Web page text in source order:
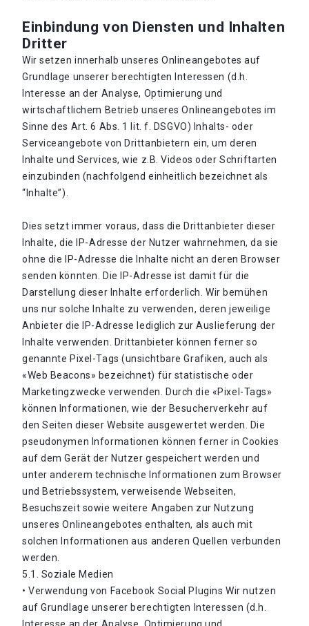
Einbindung von Diensten und Inhalten
Dritter
Wir setzen innerhalb unseres Onlineangebotes auf
Grundlage unserer berechtigten Interessen (d.h.
Interesse an der Analyse, Optimierung und
wirtschaftlichem Betrieb unseres Onlineangebotes im
Sinne des Art. 6 Abs. 1 lit. f. DSGVO) Inhalts- oder
Serviceangebote von Drittanbietern ein, um deren
Inhalte und Services, wie z.B. Videos oder Schriftarten
einzubinden (nachfolgend einheitlich bezeichnet als
“Inhalte”).
Dies setzt immer voraus, dass die Drittanbieter dieser
Inhalte, die IP-Adresse der Nutzer wahrnehmen, da sie
ohne die IP-Adresse die Inhalte nicht an deren Browser
senden könnten. Die IP-Adresse ist damit für die
Darstellung dieser Inhalte erforderlich. Wir bemühen
uns nur solche Inhalte zu verwenden, deren jeweilige
Anbieter die IP-Adresse lediglich zur Auslieferung der
Inhalte verwenden. Drittanbieter können ferner so
genannte Pixel-Tags (unsichtbare Grafiken, auch als
«Web Beacons» bezeichnet) für statistische oder
Marketingzwecke verwenden. Durch die «Pixel-Tags»
können Informationen, wie der Besucherverkehr auf
den Seiten dieser Website ausgewertet werden. Die
pseudonymen Informationen können ferner in Cookies
auf dem Gerät der Nutzer gespeichert werden und
unter anderem technische Informationen zum Browser
und Betriebssystem, verweisende Webseiten,
Besuchszeit sowie weitere Angaben zur Nutzung
unseres Onlineangebotes enthalten, als auch mit
solchen Informationen aus anderen Quellen verbunden
werden.
5.1. Soziale Medien
• Verwendung von Facebook Social Plugins Wir nutzen
auf Grundlage unserer berechtigten Interessen (d.h.